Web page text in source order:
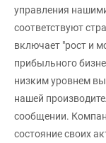
управления
соответствуют
включает "рост и
прибыльного
низким уровнем
нашей
сообщении.
состояние своих